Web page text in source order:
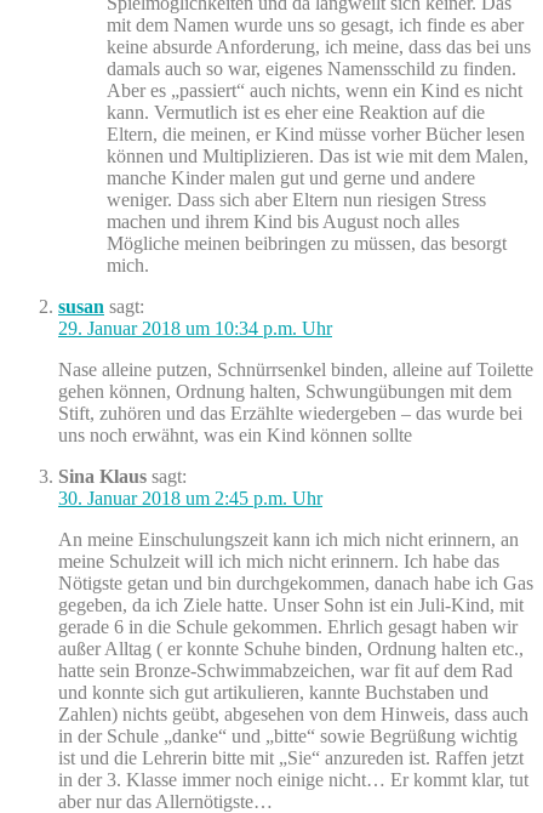
mit dem Namen wurde uns so gesagt, ich finde es aber
keine absurde Anforderung, ich meine, dass das bei uns
damals auch so war, eigenes Namensschild zu finden.
Aber es „passiert“ auch nichts, wenn ein Kind es nicht
kann. Vermutlich ist es eher eine Reaktion auf die
Eltern, die meinen, er Kind müsse vorher Bücher lesen
können und Multiplizieren. Das ist wie mit dem Malen,
manche Kinder malen gut und gerne und andere
weniger. Dass sich aber Eltern nun riesigen Stress
machen und ihrem Kind bis August noch alles
Mögliche meinen beibringen zu müssen, das besorgt
mich.
susan sagt:
29. Januar 2018 um 10:34 p.m. Uhr
Nase alleine putzen, Schnürrsenkel binden, alleine auf Toilette
gehen können, Ordnung halten, Schwungübungen mit dem
Stift, zuhören und das Erzählte wiedergeben – das wurde bei
uns noch erwähnt, was ein Kind können sollte
Sina Klaus sagt:
30. Januar 2018 um 2:45 p.m. Uhr
An meine Einschulungszeit kann ich mich nicht erinnern, an
meine Schulzeit will ich mich nicht erinnern. Ich habe das
Nötigste getan und bin durchgekommen, danach habe ich Gas
gegeben, da ich Ziele hatte. Unser Sohn ist ein Juli-Kind, mit
gerade 6 in die Schule gekommen. Ehrlich gesagt haben wir
außer Alltag ( er konnte Schuhe binden, Ordnung halten etc.,
hatte sein Bronze-Schwimmabzeichen, war fit auf dem Rad
und konnte sich gut artikulieren, kannte Buchstaben und
Zahlen) nichts geübt, abgesehen von dem Hinweis, dass auch
in der Schule „danke“ und „bitte“ sowie Begrüßung wichtig
ist und die Lehrerin bitte mit „Sie“ anzureden ist. Raffen jetzt
in der 3. Klasse immer noch einige nicht… Er kommt klar, tut
aber nur das Allernötigste…